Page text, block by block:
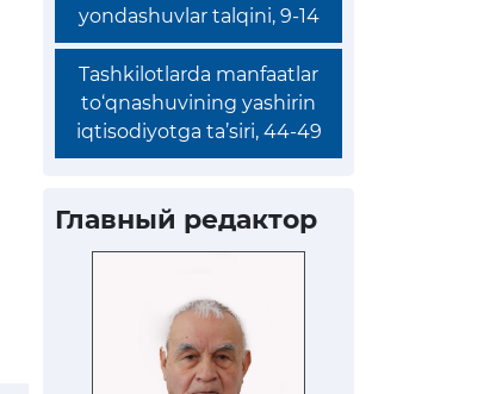
yondashuvlar talqini, 9-14
Tashkilotlarda manfaatlar
to‘qnashuvining yashirin
iqtisodiyotga ta’siri, 44-49
Главный редактор